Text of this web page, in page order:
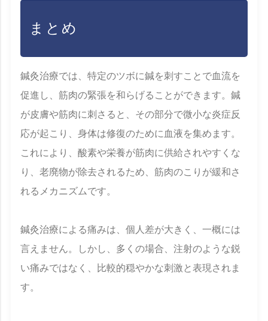
まとめ
鍼灸治療では、特定のツボに鍼を刺すことで血流を
促進し、筋肉の緊張を和らげることができます。鍼
が皮膚や筋肉に刺さると、その部分で微小な炎症反
応が起こり、身体は修復のために血液を集めます。
これにより、酸素や栄養が筋肉に供給されやすくな
り、老廃物が除去されるため、筋肉のこりが緩和さ
れるメカニズムです。
鍼灸治療による痛みは、個人差が大きく、一概には
言えません。しかし、多くの場合、注射のような鋭
い痛みではなく、比較的穏やかな刺激と表現されま
す。